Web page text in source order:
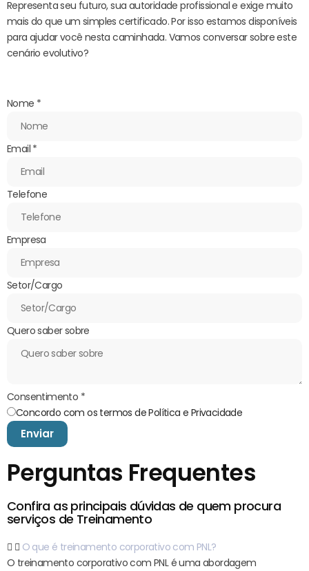
Representa seu futuro, sua autoridade profissional e exige muito
mais do que um simples certificado. Por isso estamos disponíveis
para ajudar você nesta caminhada. Vamos conversar sobre este
cenário evolutivo?
Nome *
Email *
Telefone
Empresa
Setor/Cargo
Quero saber sobre
Consentimento *
Concordo com os termos de Política e Privacidade
Enviar
Perguntas Frequentes
Confira as principais dúvidas de quem procura
serviços de Treinamento
O que é treinamento corporativo com PNL?
O treinamento corporativo com PNL é uma abordagem